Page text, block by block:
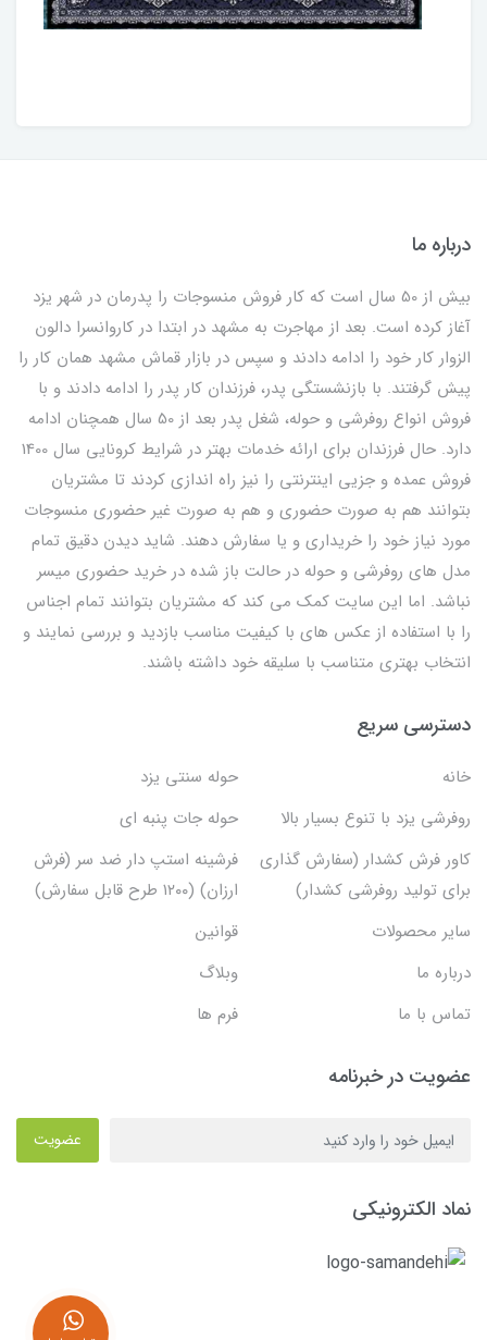
درباره ما
بیش از 50 سال است که کار فروش منسوجات را پدرمان در شهر یزد
آغاز کرده است. بعد از مهاجرت به مشهد در ابتدا در کاروانسرا دالون
الزوار کار خود را ادامه دادند و سپس در بازار قماش مشهد همان کار را
پیش گرفتند. با بازنشستگی پدر، فرزندان کار پدر را ادامه دادند و با
فروش انواع روفرشی و حوله، شغل پدر بعد از 50 سال همچنان ادامه
دارد. حال فرزندان برای ارائه خدمات بهتر در شرایط کرونایی سال 1400
فروش عمده و جزیی اینترنتی را نیز راه اندازی کردند تا مشتریان
بتوانند هم به صورت حضوری و هم به صورت غیر حضوری منسوجات
مورد نیاز خود را خریداری و یا سفارش دهند. شاید دیدن دقیق تمام
مدل های روفرشی و حوله در حالت باز شده در خرید حضوری میسر
نباشد. اما این سایت کمک می کند که مشتریان بتوانند تمام اجناس
را با استفاده از عکس های با کیفیت مناسب بازدید و بررسی نمایند و
انتخاب بهتری متناسب با سلیقه خود داشته باشند.
دسترسی سریع
خانه
حوله سنتی یزد
روفرشی یزد با تنوع بسیار بالا
حوله جات پنبه ای
کاور فرش کشدار (سفارش گذاری
برای تولید روفرشی کشدار)
فرشینه استپ دار ضد سر (فرش
ارزان) (۱۲۰۰ طرح قابل سفارش)
سایر محصولات
قوانین
درباره ما
وبلاگ
تماس با ما
فرم ها
عضویت در خبرنامه
عضویت
نماد الکترونیکی